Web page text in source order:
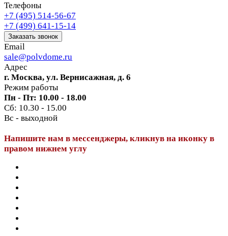
Телефоны
+7 (495) 514-56-67
+7 (499) 641-15-14
Заказать звонок
Email
sale@polvdome.ru
Адрес
г. Москва, ул. Вернисажная, д. 6
Режим работы
Пн - Пт: 10.00 - 18.00
Сб: 10.30 - 15.00
Вс - выходной
Напишите нам в мессенджеры, кликнув на иконку в
правом нижнем углу